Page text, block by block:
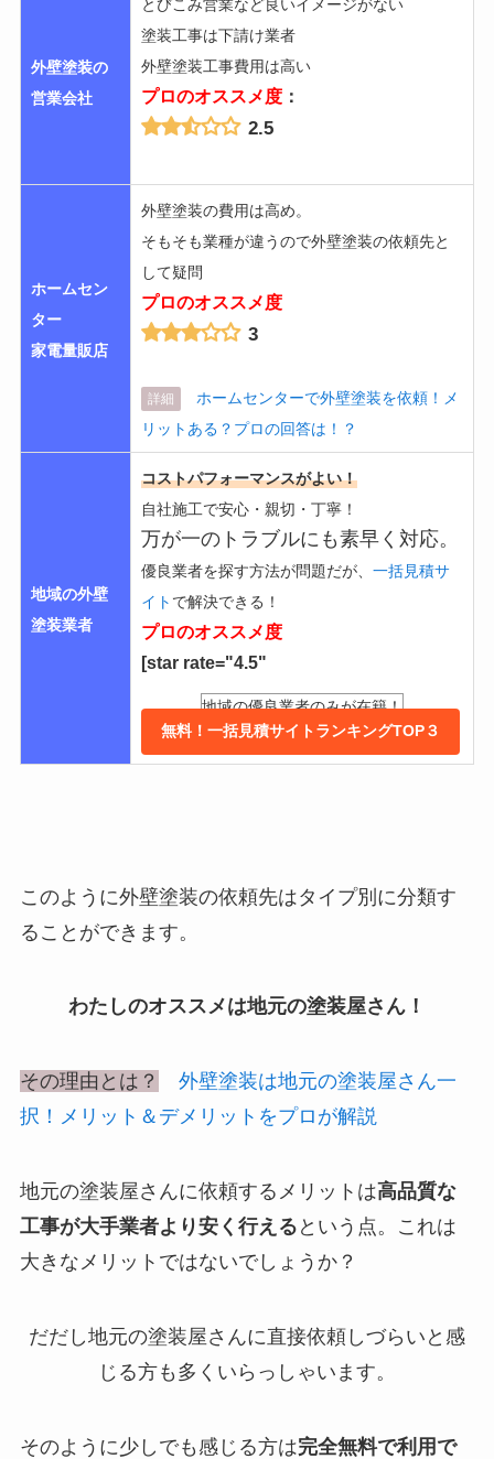
外壁塗装の
営業会社
とびこみ営業など良いイメージがない
塗装工事は下請け業者
外壁塗装工事費用は高い
プロのオススメ度：
2.5
ホームセン
ター
家電量販店
外壁塗装の費用は高め。
そもそも業種が違うので外壁塗装の依頼先と
して疑問
プロのオススメ度
3
詳細
ホームセンターで外壁塗装を依頼！メ
リットある？プロの回答は！？
地域の外壁
塗装業者
コストパフォーマンスがよい！
自社施工で安心・親切・丁寧！
万が一のトラブルにも素早く対応。
優良業者を探す方法が問題だが、 一括見積サ
イト で解決できる！
プロのオススメ度
[star rate="4.5"
地域の優良業者のみが在籍！
無料！一括見積サイトランキングTOP３
このように外壁塗装の依頼先はタイプ別に分類す
ることができます。
わたしのオススメは地元の塗装屋さん！
その理由とは？
外壁塗装は地元の塗装屋さん一
択！メリット＆デメリットをプロが解説
地元の塗装屋さんに依頼するメリットは高品質な
工事が大手業者より安く行える という点。これは
大きなメリットではないでしょうか？
だだし地元の塗装屋さんに直接依頼しづらいと感
じる方も多くいらっしゃいます。
そのように少しでも感じる方は完全無料で利用で